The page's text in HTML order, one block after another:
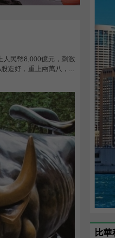
人民幣8,000億元，刺激
造好，重上兩萬八，...
比